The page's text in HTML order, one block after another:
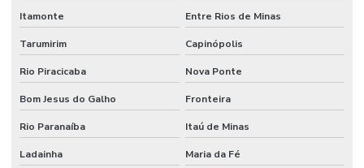
Itamonte Entre Rios de Minas
Tarumirim Capinópolis
Rio Piracicaba Nova Ponte
Bom Jesus do Galho Fronteira
Rio Paranaíba Itaú de Minas
Ladainha Maria da Fé